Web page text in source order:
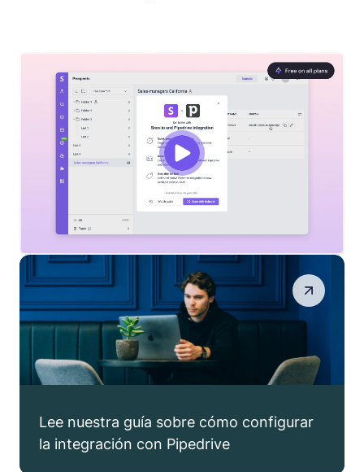
Lee nuestra guía sobre cómo configurar
la integración con Pipedrive